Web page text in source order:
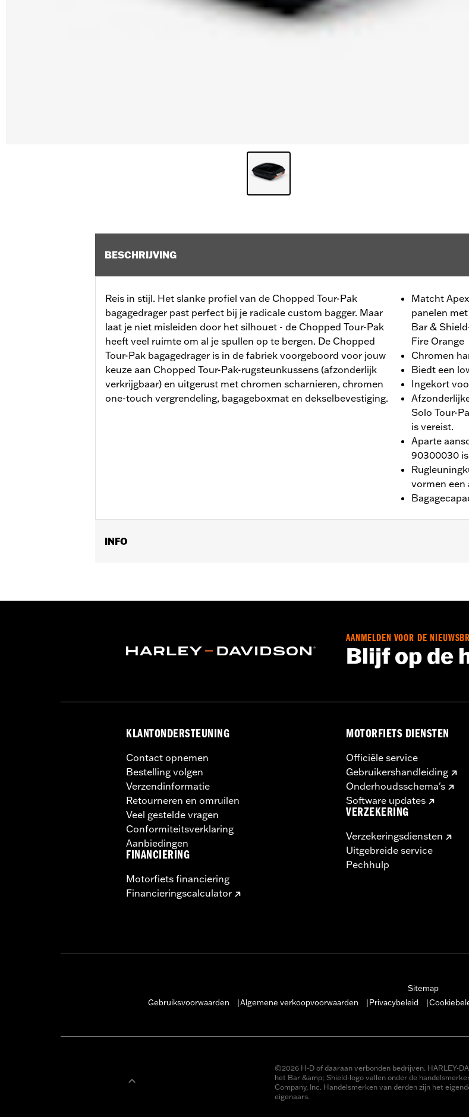
BESCHRIJVING
Reis in stijl. Het slanke profiel van de Chopped Tour-Pak
bagagedrager past perfect bij je radicale custom bagger. Maar
laat je niet misleiden door het silhouet - de Chopped Tour-Pak
heeft veel ruimte om al je spullen op te bergen. De Chopped
Tour-Pak bagagedrager is in de fabriek voorgeboord voor jouw
keuze aan Chopped Tour-Pak-rugsteunkussens (afzonderlijk
verkrijgbaar) en uitgerust met chromen scharnieren, chromen
one-touch vergrendeling, bagageboxmat en dekselbevestiging.
Matcht
panelen
Bar &
Fire Orange
Chromen
Biedt een
Ingekort
Solo Tour-
is vereist.
Aparte
90300030
vormen een
INFO
bijbehorende dockinghardware en de Tour-Pak Lock Kit P/N 90300030 vereist.
FLTRXSTSE-modellen vereisen de extra aankoop van Detachable Conversion
Additional Colors Available
Lengte:21.6 Inches
Wijdte:25.9 Inches
In de doos:Tour-Pak en installatiehandleiding
GARANTIE:2 jaar beperkte garantie - Ga naar www.h-d.com/warrantyvoor meer info
AANMELDEN VOOR DE
Blijf op de
KLANTONDERSTEUNING
Contact opnemen
Bestelling volgen
Verzendinformatie
Retourneren en omruilen
Veel gestelde vragen
Conformiteitsverklaring
Aanbiedingen
FINANCIERING
Motorfiets financiering
Financieringscalculator
MOTORFIETS DIENSTEN
Officiële service
Gebruikershandleiding
Onderhoudsschema's
Software updates
VERZEKERING
Verzekeringsdiensten
Uitgebreide service
Pechhulp
Sitemap
Gebruiksvoorwaarden
Algemene verkoopvoorwaarden Privacybeleid
©2026 H-D of daaraan verbonden bedrijven. HARLEY-
het Bar &amp; Shield-logo vallen onder de
Company, Inc. Handelsmerken van derden zijn het
eigenaars.